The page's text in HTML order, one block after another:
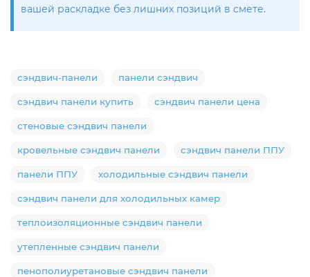
вашей раскладке без лишних позиций в смете.
сэндвич-панели панели сэндвич
сэндвич панели купить сэндвич панели цена
стеновые сэндвич панели
кровельные сэндвич панели сэндвич панели ППУ
панели ППУ холодильные сэндвич панели
сэндвич панели для холодильных камер
теплоизоляционные сэндвич панели
утепленные сэндвич панели
пенополиуретановые сэндвич панели